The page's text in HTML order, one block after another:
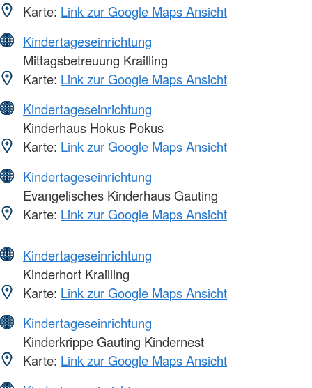
Karte: Link zur Google Maps Ansicht
Kindertageseinrichtung
Mittagsbetreuung Krailling
Karte: Link zur Google Maps Ansicht
Kindertageseinrichtung
Kinderhaus Hokus Pokus
Karte: Link zur Google Maps Ansicht
Kindertageseinrichtung
Evangelisches Kinderhaus Gauting
Karte: Link zur Google Maps Ansicht
Kindertageseinrichtung
Kinderhort Krailling
Karte: Link zur Google Maps Ansicht
Kindertageseinrichtung
Kinderkrippe Gauting Kindernest
Karte: Link zur Google Maps Ansicht